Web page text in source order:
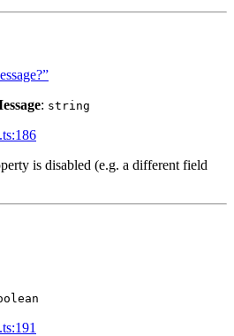
: string
is disabled (e.g. a different field